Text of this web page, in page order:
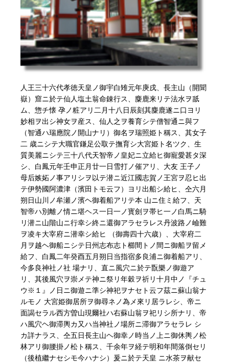
人王三十六代孝徳天皇ノ御宇白雉元年庚戌、長主山（開聞
嶽）窟ニ於テ仙人塩土翁命錬行ス、麋鹿来リテ法水ヲ舐
ム、惣チ懐 孕ノ粧アリ二月十八日辰刻其麋鹿遂ニ口ヨリ
妙相ヲ出シ神女ヲ産ス、仙人之ヲ養育シテ僧智通ニ與フ
（智通ハ瑞應院ノ開山ナリ）御名ヲ瑞照姫ト稱ス、其女子
二 歳ニシテ大職官鎌足公取テ撫育シ大宮姫ト名ツク、生
質美麗ニシテ三十八代天智帝ノ皇妃ニ立給ヒ御寵愛甚タ深
シ、白鳳元年壬申正月廿一日雪打ノ催アリ、大友 王子ノ
母后嫉妬ノ事アリシヲ以テ潜ニ近江國志賀ノ王宮ヲ忍ヒ出
テ伊勢國阿濃津（濱田トモ云フ）ヨリ出船シ給ヒ、仝六月
朔日山川ノ牟瀬ノ濱ヘ御着船アリテ本 山ニ住ミ給フ、天
智帝ハ別離ノ情ニ堪ヘス一日一ノ寳劍ヲ帯ヒ一ノ白馬ニ騎
リ潜ニ山階山ニ行幸シ終ニ還御アラセラレス丹波路ノ嶮難
ヲ凌キ大宰府ニ潜幸シ給ヒ （御壽四十六歳）、大宰府二
月ヲ越ヘ御船ニシテ日州志布志ト櫛間トノ間ニ御船ヲ留メ
給フ、白鳳二年癸酉五月朔日当指宿多良浦ニ御着船アリ、
今多良神社ノ社 場ナリ、直ニ風穴ニ於テ翫樂ノ御遊ア
リ、其後風穴ヲ崇メテ神ニ祭リ年穀ヲ祈リ十月中ノ『チュ
ウ※１』ノ日ニ御遊ニ準シ神祀ヲナセト云フ茲ニ蘇山翁ナ
ルモノ 大宮姫御居所ヲ御尋ネノ為メ來リ居ラレシ、帝ニ
面謁セラル西方曽山現爾社ハ右蘇山翁ヲ祀リシ所ナリ、帝
ハ風穴ヘ御滞輿カ又ハ当神社ノ場所ニ滞御アラセラレ シ
カ詳ナラス、仝五日長主山ヘ御幸ノ時当ノ上ニ御休輿ノ松
林アリ御腰掛ノ松ト稱ス、千余年ヲ経テ明和年間落倒セリ
（後植繼ナセシモ今ハナシ）爰ニ於テ天皇 ニ水茶ヲ献セ